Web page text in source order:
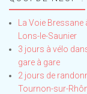
La Voie
Lons-le-Saunier
3 jours à vélo
gare à gare
2 jours de
Tournon-sur-